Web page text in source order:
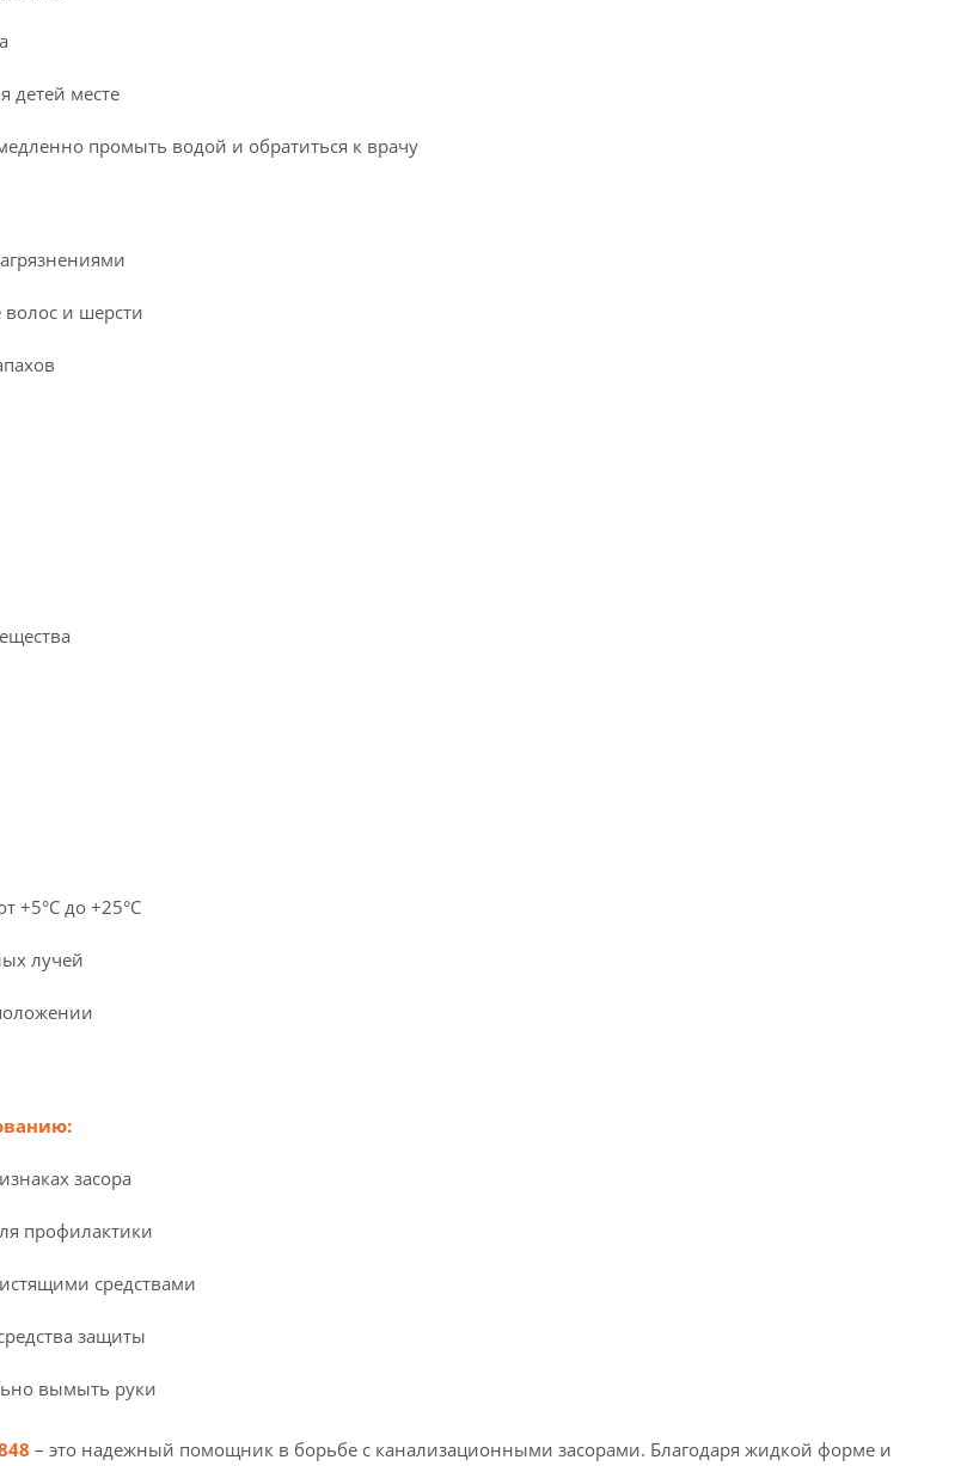
детей месте
промыть водой и обратиться к врачу
и шерсти
+5°C до +25°C
лучей
засора
профилактики
средствами
защиты
вымыть руки
– это надежный помощник в борьбе с канализационными засорами. Благодаря жидкой форме и